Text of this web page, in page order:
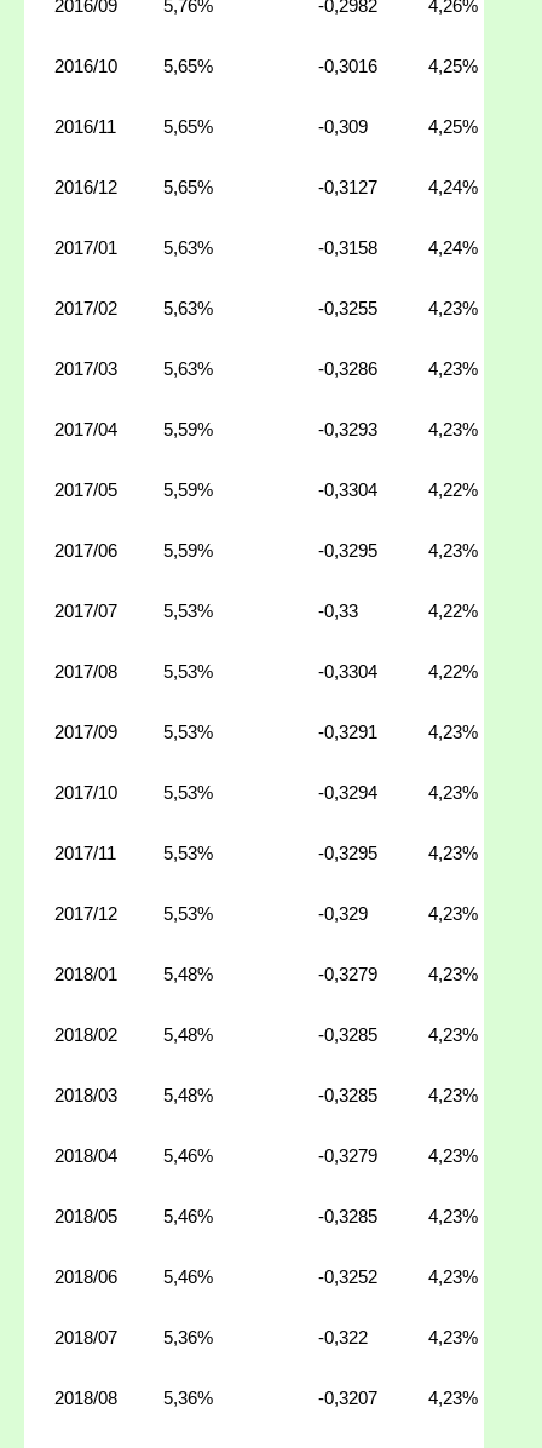
2016/09 5,76% -0,2982 4,26%
2016/10 5,65% -0,3016 4,25%
2016/11 5,65% -0,309 4,25%
2016/12 5,65% -0,3127 4,24%
2017/01 5,63% -0,3158 4,24%
2017/02 5,63% -0,3255 4,23%
2017/03 5,63% -0,3286 4,23%
2017/04 5,59% -0,3293 4,23%
2017/05 5,59% -0,3304 4,22%
2017/06 5,59% -0,3295 4,23%
2017/07 5,53% -0,33 4,22%
2017/08 5,53% -0,3304 4,22%
2017/09 5,53% -0,3291 4,23%
2017/10 5,53% -0,3294 4,23%
2017/11 5,53% -0,3295 4,23%
2017/12 5,53% -0,329 4,23%
2018/01 5,48% -0,3279 4,23%
2018/02 5,48% -0,3285 4,23%
2018/03 5,48% -0,3285 4,23%
2018/04 5,46% -0,3279 4,23%
2018/05 5,46% -0,3285 4,23%
2018/06 5,46% -0,3252 4,23%
2018/07 5,36% -0,322 4,23%
2018/08 5,36% -0,3207 4,23%